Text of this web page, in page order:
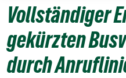
Vollständiger
gekürzten
durch